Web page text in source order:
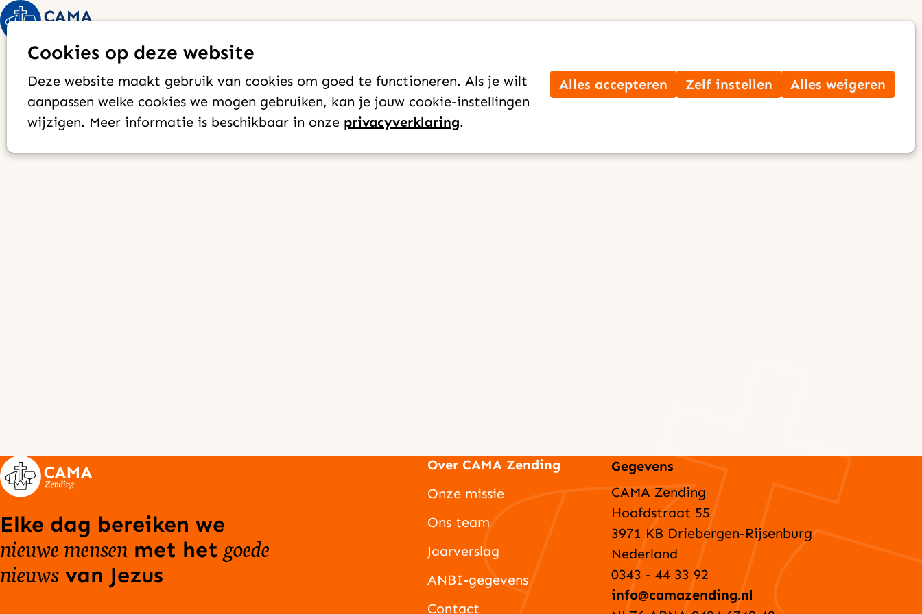
Cookies op deze website
Deze website maakt gebruik van cookies om goed te functioneren. Als je wilt
aanpassen welke cookies we mogen gebruiken, kan je jouw cookie-instellingen
wijzigen. Meer informatie is beschikbaar in onze privacyverklaring.
Alles accepteren Zelf instellen Alles weigeren
Elke dag bereiken we
nieuwe mensen met het goede
nieuws van Jezus
Over CAMA Zending
Onze missie
Ons team
Jaarverslag
ANBI-gegevens
Contact
Gegevens
CAMA Zending
Hoofdstraat 55
3971 KB Driebergen-Rijsenburg
Nederland
0343 - 44 33 92
info@camazending.nl